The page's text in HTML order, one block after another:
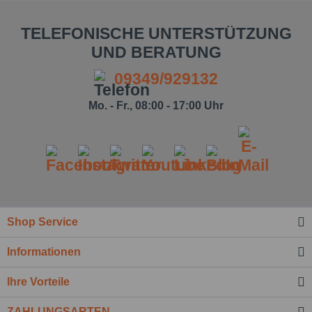
Ich habe dieDatenschutzbestimmungzur Kenntnis
TELEFONISCHE UNTERSTÜTZUNG
UND BERATUNG
09349/929132
Mo. - Fr., 08:00 - 17:00 Uhr
Shop Service
Informationen
Ihre Vorteile